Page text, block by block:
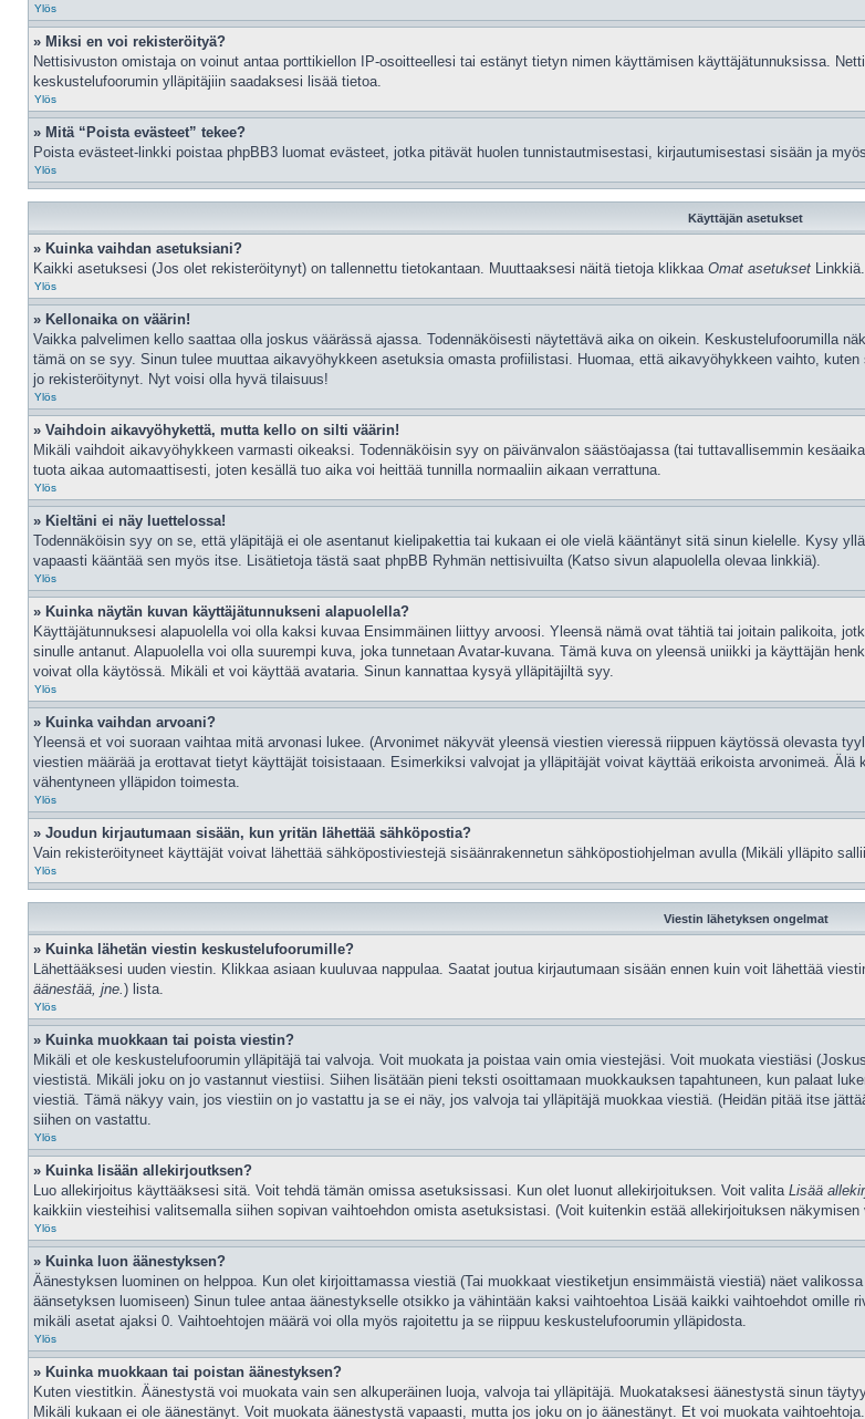
Ylös
» Miksi en voi rekisteröityä?
Nettisivuston omistaja on voinut antaa porttikiellon IP-osoitteellesi tai estänyt tietyn nimen käyttämisen käyttäjätunnuksissa.
keskustelufoorumin ylläpitäjiin saadaksesi lisää tietoa.
Ylös
» Mitä “Poista evästeet” tekee?
Poista evästeet-linkki poistaa phpBB3 luomat evästeet, jotka pitävät huolen tunnistautmisestasi, kirjautumisestasi sisään ja
Ylös
Käyttäjän asetukset
» Kuinka vaihdan asetuksiani?
Kaikki asetuksesi (Jos olet rekisteröitynyt) on tallennettu tietokantaan. Muuttaaksesi näitä tietoja klikkaa Omat asetukset
Ylös
» Kellonaika on väärin!
Vaikka palvelimen kello saattaa olla joskus väärässä ajassa. Todennäköisesti näytettävä aika on oikein. Keskustelufoorumilla
tämä on se syy. Sinun tulee muuttaa aikavyöhykkeen asetuksia omasta profiilistasi. Huomaa, että aikavyöhykkeen vaihto,
jo rekisteröitynyt. Nyt voisi olla hyvä tilaisuus!
Ylös
» Vaihdoin aikavyöhykettä, mutta kello on silti väärin!
Mikäli vaihdoit aikavyöhykkeen varmasti oikeaksi. Todennäköisin syy on päivänvalon säästöajassa (tai tuttavallisemmin
tuota aikaa automaattisesti, joten kesällä tuo aika voi heittää tunnilla normaaliin aikaan verrattuna.
Ylös
» Kieltäni ei näy luettelossa!
Todennäköisin syy on se, että yläpitäjä ei ole asentanut kielipakettia tai kukaan ei ole vielä kääntänyt sitä sinun kielelle. Kysy
vapaasti kääntää sen myös itse. Lisätietoja tästä saat phpBB Ryhmän nettisivuilta (Katso sivun alapuolella olevaa linkkiä).
Ylös
» Kuinka näytän kuvan käyttäjätunnukseni alapuolella?
Käyttäjätunnuksesi alapuolella voi olla kaksi kuvaa Ensimmäinen liittyy arvoosi. Yleensä nämä ovat tähtiä tai joitain palikoita,
sinulle antanut. Alapuolella voi olla suurempi kuva, joka tunnetaan Avatar-kuvana. Tämä kuva on yleensä uniikki ja käyttäjän
voivat olla käytössä. Mikäli et voi käyttää avataria. Sinun kannattaa kysyä ylläpitäjiltä syy.
Ylös
» Kuinka vaihdan arvoani?
Yleensä et voi suoraan vaihtaa mitä arvonasi lukee. (Arvonimet näkyvät yleensä viestien vieressä riippuen käytössä olevasta
viestien määrää ja erottavat tietyt käyttäjät toisistaaan. Esimerkiksi valvojat ja ylläpitäjät voivat käyttää erikoista arvonimeä.
vähentyneen ylläpidon toimesta.
Ylös
» Joudun kirjautumaan sisään, kun yritän lähettää sähköpostia?
Vain rekisteröityneet käyttäjät voivat lähettää sähköpostiviestejä sisäänrakennetun sähköpostiohjelman avulla (Mikäli ylläpito
Ylös
Viestin lähetyksen ongelmat
» Kuinka lähetän viestin keskustelufoorumille?
Lähettääksesi uuden viestin. Klikkaa asiaan kuuluvaa nappulaa. Saatat joutua kirjautumaan sisään ennen kuin voit lähettää
äänestää, jne.) lista.
Ylös
» Kuinka muokkaan tai poista viestin?
Mikäli et ole keskustelufoorumin ylläpitäjä tai valvoja. Voit muokata ja poistaa vain omia viestejäsi. Voit muokata viestiäsi
viestistä. Mikäli joku on jo vastannut viestiisi. Siihen lisätään pieni teksti osoittamaan muokkauksen tapahtuneen, kun palaat
viestiä. Tämä näkyy vain, jos viestiin on jo vastattu ja se ei näy, jos valvoja tai ylläpitäjä muokkaa viestiä. (Heidän pitää itse
siihen on vastattu.
Ylös
» Kuinka lisään allekirjoutksen?
Luo allekirjoitus käyttääksesi sitä. Voit tehdä tämän omissa asetuksissasi. Kun olet luonut allekirjoituksen. Voit valita Lisää
kaikkiin viesteihisi valitsemalla siihen sopivan vaihtoehdon omista asetuksistasi. (Voit kuitenkin estää allekirjoituksen
Ylös
» Kuinka luon äänestyksen?
Äänestyksen luominen on helppoa. Kun olet kirjoittamassa viestiä (Tai muokkaat viestiketjun ensimmäistä viestiä) näet
äänsetyksen luomiseen) Sinun tulee antaa äänestykselle otsikko ja vähintään kaksi vaihtoehtoa Lisää kaikki vaihtoehdot
mikäli asetat ajaksi 0. Vaihtoehtojen määrä voi olla myös rajoitettu ja se riippuu keskustelufoorumin ylläpidosta.
Ylös
» Kuinka muokkaan tai poistan äänestyksen?
Kuten viestitkin. Äänestystä voi muokata vain sen alkuperäinen luoja, valvoja tai ylläpitäjä. Muokataksesi äänestystä sinun
Mikäli kukaan ei ole äänestänyt. Voit muokata äänestystä vapaasti, mutta jos joku on jo äänestänyt. Et voi muokata